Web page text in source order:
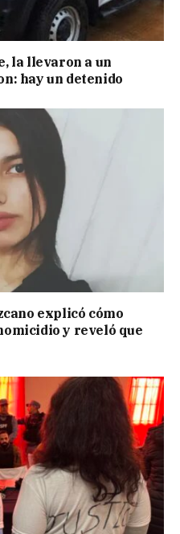
la llevaron a un
hay un detenido
explicó cómo
y reveló que